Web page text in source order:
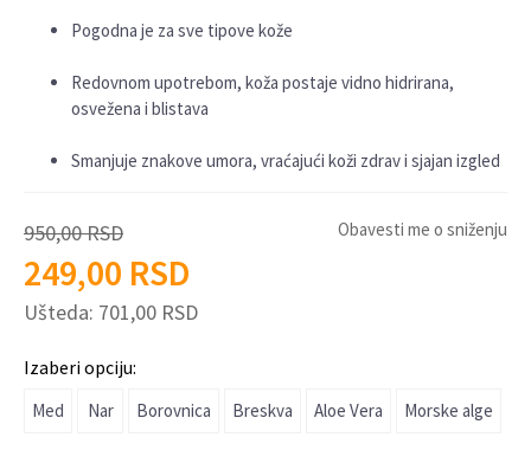
Pogodna je za sve tipove kože
Redovnom upotrebom, koža postaje vidno hidrirana,
osvežena i blistava
Smanjuje znakove umora, vraćajući koži zdrav i sjajan izgled
950,00RSD
249,00 RSD
Ušteda: 701,00 RSD
Obavesti me o sniženju
Izaberi opciju:
Med Nar Borovnica Breskva Aloe Vera Morske alge